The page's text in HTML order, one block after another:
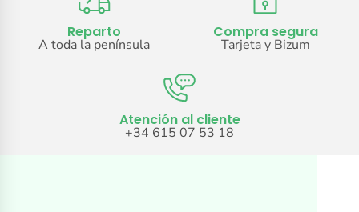
Reparto
A toda la península
Compra segura
Tarjeta y Bizum
Atención al cliente
+34 615 07 53 18